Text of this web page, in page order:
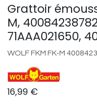
Grattoir
M,
71AAA021650,
WOLF FKM FK-M
16,99 €